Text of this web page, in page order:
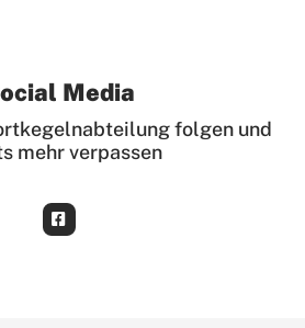
Media
folgen und
mehr verpassen